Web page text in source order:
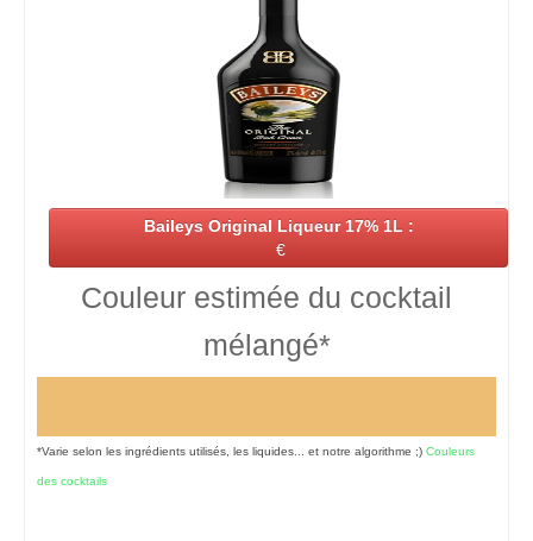
Baileys Original Liqueur 17% 1L :
€
Couleur estimée du cocktail
mélangé*
*Varie selon les ingrédients utilisés, les liquides... et notre algorithme ;) Couleurs
des cocktails